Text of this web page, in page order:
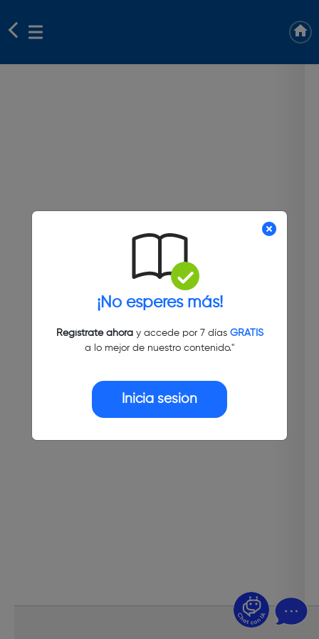
¡No esperes más!
Regístrate ahoray accede por 7 días GRATIS
a lo mejor de nuestro contenido."
Inicia sesión